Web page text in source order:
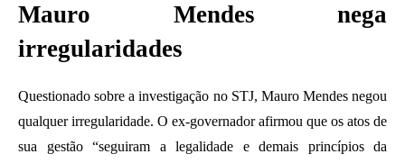
Mauro Mendes nega
irregularidades
Questionado sobre a investigação no STJ, Mauro Mendes negou
qualquer irregularidade. O ex-governador afirmou que os atos de
sua gestão “seguiram a legalidade e demais princípios da